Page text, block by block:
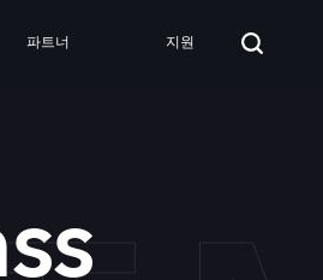
파트너 지원